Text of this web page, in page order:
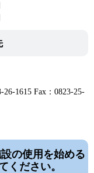
1615 Fax：0823-25-
の使用を始める
ください。